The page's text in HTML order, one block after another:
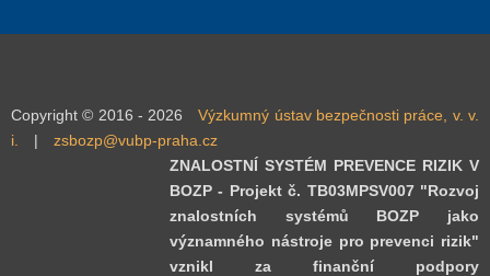
Copyright © 2016 - 2026
Výzkumný ústav bezpečnosti práce, v. v.
i.
|
zsbozp@vubp-praha.cz
ZNALOSTNÍ SYSTÉM PREVENCE RIZIK V
BOZP - Projekt č. TB03MPSV007 "Rozvoj
znalostních systémů BOZP jako
významného nástroje pro prevenci rizik"
vznikl za finanční podpory